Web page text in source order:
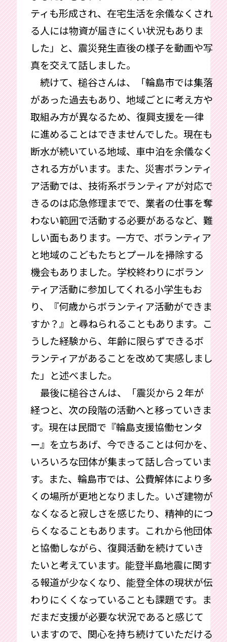
ティも形成され、在宅生活を余儀なくされ
る人には物資が届きにくい状況もありま
した」と、震災発生直後の様子を動画や写
真を交えて話しました。
続けて、槌谷さんは、「輪島市では集落
があった過去もあり、地域ごとに考え方や
取組み方が異なるため、復興支援を一律
に進めることはできませんでした。現在も
断水が続いている地域、車中泊を余儀なく
される方がいます。また、災害ボランティ
ア活動では、技術系ボランティアが対応で
きるのは応急修理までで、業者の仕事を奪
わない範囲で活動する必要があるなど、難
しい面もあります。一方で、ボランティア
と地域のこどもたちとプールを掃除する
機会もありました。学校終わりにボラン
ティア活動に参加してくれる小学生もお
り、『何歳からボランティア活動ができま
すか？』と尋ねられることもあります。こ
うした経験から、年齢に限らずできるボ
ランティアがあることを改めて実感しまし
た」と述べました。
最後に槌谷さんは、「震災から２年が
経つと、次の段階の活動へと移っていきま
す。現在は民間で『輪島支援協働センタ
ー』を立ちあげ、今できることは何かを、
いろいろな団体が集まって話し合っていま
す。また、輪島市では、公費解体により多
くの場所が更地となりました。いざ建物が
なくなると寂しさを感じたり、精神的につ
らくなることもあります。これから他団体
と協働しながら、復興活動を続けていき
たいと考えています。能登半島地震に関す
る報道が少なくなり、能登全体の現状が伝
わりにくくなっていることも課題です。ま
だまだ支援が必要な状況であると感じて
いますので、関心を持ち続けていただける